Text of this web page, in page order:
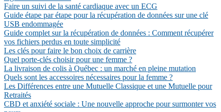
Faire un suivi de la santé cardiaque avec un ECG
Guide étape par étape pour la récupération de données sur une clé
USB endommagée
Guide complet sur la récupération de données : Comment récupérer
vos fichiers perdus en toute simplicité
Les clés pour faire le bon choix de carrière
Quel porte-clés choisir pour une femme ?
La livraison de colis à Québec : un marché en pleine mutation
Quels sont les accessoires nécessaires pour la femme ?
Les Différences entre une Mutuelle Classique et une Mutuelle pour
Retraités
CBD et anxiété sociale : Une nouvelle approche pour surmonter vos